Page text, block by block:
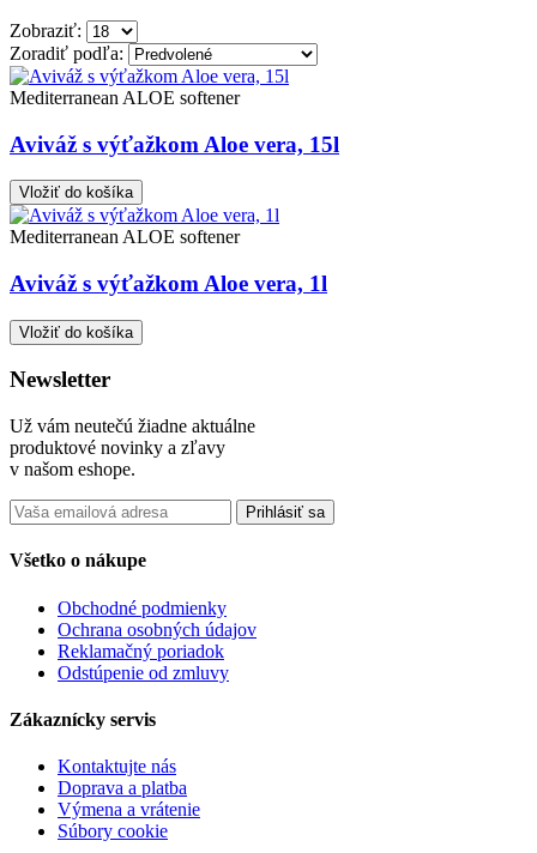
Zobraziť:
Zoradiť podľa:
Mediterranean ALOE softener
Aviváž s výťažkom Aloe vera, 15l
Vložiť do košíka
Mediterranean ALOE softener
Aviváž s výťažkom Aloe vera, 1l
Vložiť do košíka
Newsletter
Už vám neutečú žiadne aktuálne
produktové novinky a zľavy
v našom eshope.
Prihlásiť sa
Všetko o nákupe
Obchodné podmienky
Ochrana osobných údajov
Reklamačný poriadok
Odstúpenie od zmluvy
Zákaznícky servis
Kontaktujte nás
Doprava a platba
Výmena a vrátenie
Súbory cookie